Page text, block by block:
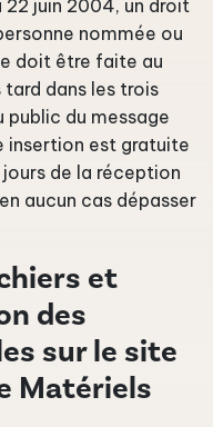
22 juin 2004, un droit
nommée ou
doit être faite au
dans les trois
public du message
est gratuite
de la réception
aucun cas dépasser
et
des
sur le site
Matériels